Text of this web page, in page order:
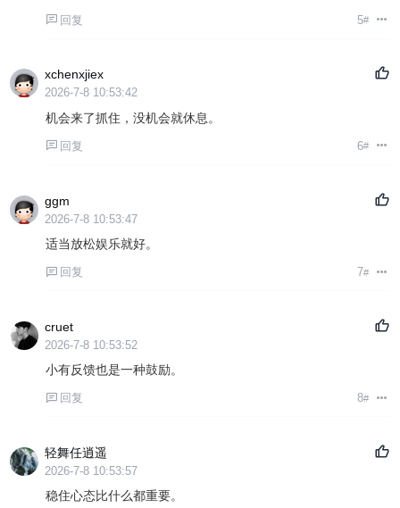
回复 5#
xchenxjiex
2026-7-8 10:53:42
机会来了抓住，没机会就休息。
回复 6#
ggm
2026-7-8 10:53:47
适当放松娱乐就好。
回复 7#
cruet
2026-7-8 10:53:52
小有反馈也是一种鼓励。
回复 8#
轻舞任逍遥
2026-7-8 10:53:57
稳住心态比什么都重要。